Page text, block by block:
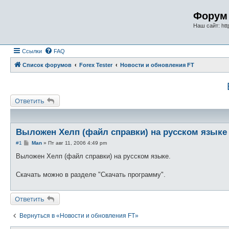
Форум
Наш сайт:
Ссылки FAQ
Список форумов Forex Tester Новости и обновления FT
Ответить
Выложен Хелп (файл справки) на русском языке
#1
С
о
е
е
Man» Пт авг 11, 2006 4:49 pm
Выложен Хелп (файл справки) на русском языке.
Скачать можно в разделе "Скачать программу".
Ответить
Вернуться в «Новости и обновления FT»